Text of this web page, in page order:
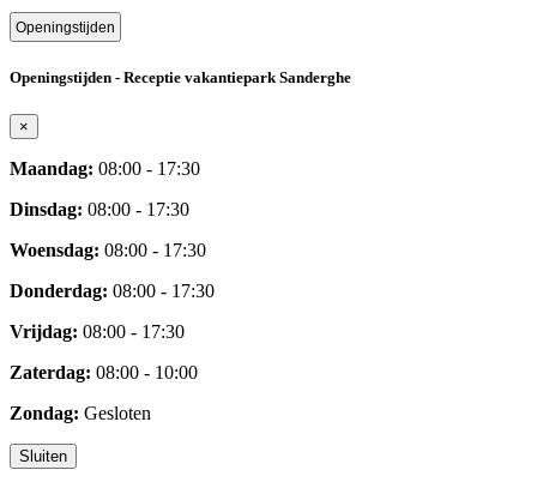
Openingstijden
Openingstijden - Receptie vakantiepark Sanderghe
×
Maandag: 08:00 - 17:30
Dinsdag: 08:00 - 17:30
Woensdag: 08:00 - 17:30
Donderdag: 08:00 - 17:30
Vrijdag: 08:00 - 17:30
Zaterdag: 08:00 - 10:00
Zondag: Gesloten
Sluiten